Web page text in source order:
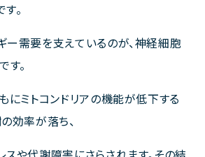
096-387-2277
完全予約制
。
ー需要を支えているのが、神経細胞
す。
にミトコンドリアの機能が低下する
効率が落ち、